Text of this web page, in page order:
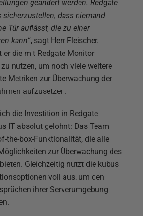
geändert werden. Redgate
dass niemand
Tür auflässt, die zu einer
kann“, sagt Herr Fleischer.
die mit Redgate Monitor
nutzen, um noch viele weitere
Metriken zur Überwachung der
aufzusetzen.
die Investition in Redgate
IT absolut gelohnt: Das Team
the-box-Funktionalität, die alle
zur Überwachung des
Gleichzeitig nutzt die kubus
voll aus, um den
ihrer Serverumgebung